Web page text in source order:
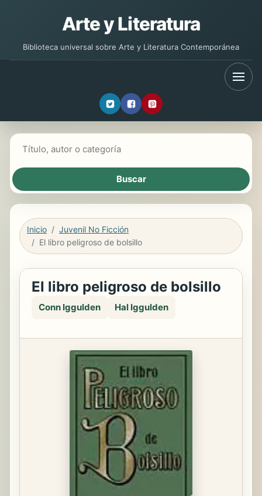
Arte y Literatura
Biblioteca universal sobre Arte y Literatura Contemporánea
Inicio
Juvenil No Ficción
El libro peligroso de bolsillo
El libro peligroso de bolsillo
Conn Iggulden Hal Iggulden